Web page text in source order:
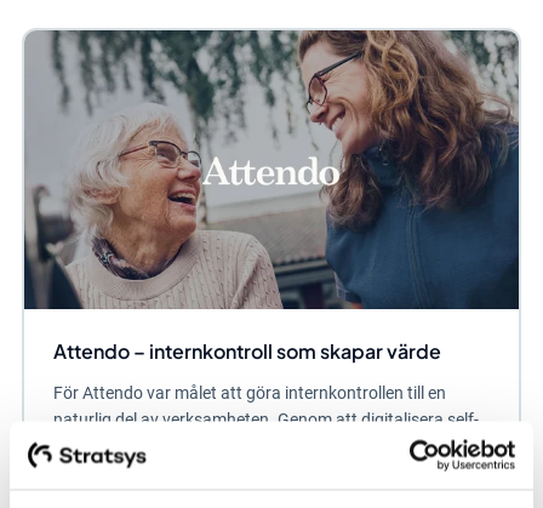
Attendo – internkontroll som skapar värde
För Attendo var målet att göra internkontrollen till en
naturlig del av verksamheten. Genom att digitalisera self-
assessment tillsammans med Stratsys...